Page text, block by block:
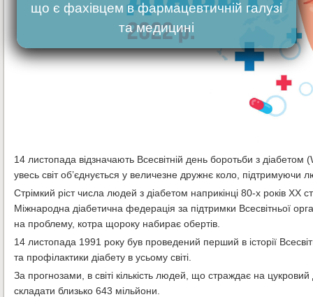
14 листопада відзначають Всесвітній день боротьби з
увесь світ об’єднується у величезне дружнє коло, підтримуючи
Стрімкий ріст числа людей з діабетом наприкінці 80-х років ХХ
Міжнародна діабетична федерація за підтримки Всесвітньої
на проблему, котра щороку набирає обертів.
14 листопада 1991 року був проведений перший в історії
та профілактики діабету в усьому світі.
За прогнозами, в світі кількість людей, що страждає на
складати близько 643 мільйони.
що є фахівцем в фармацевтичній галузі
та медицині